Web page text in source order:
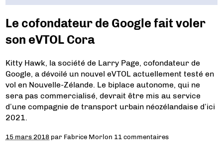
Le cofondateur de Google fait voler
son eVTOL Cora
Kitty Hawk, la société de Larry Page, cofondateur de
Google, a dévoilé un nouvel eVTOL actuellement testé en
vol en Nouvelle-Zélande. Le biplace autonome, qui ne
sera pas commercialisé, devrait être mis au service
d’une compagnie de transport urbain néozélandaise d’ici
2021.
15 mars 2018 par Fabrice Morlon 11 commentaires